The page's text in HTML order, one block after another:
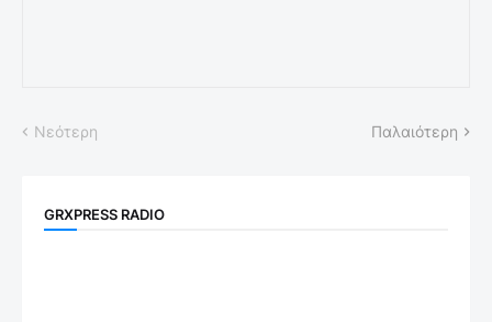
Νεότερη Παλαιότερη
GRXPRESS RADIO